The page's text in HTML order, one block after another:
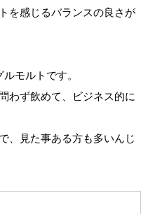
を感じるバランスの良さが
モルトです。
わず飲めて、ビジネス的に
、見た事ある方も多いんじ